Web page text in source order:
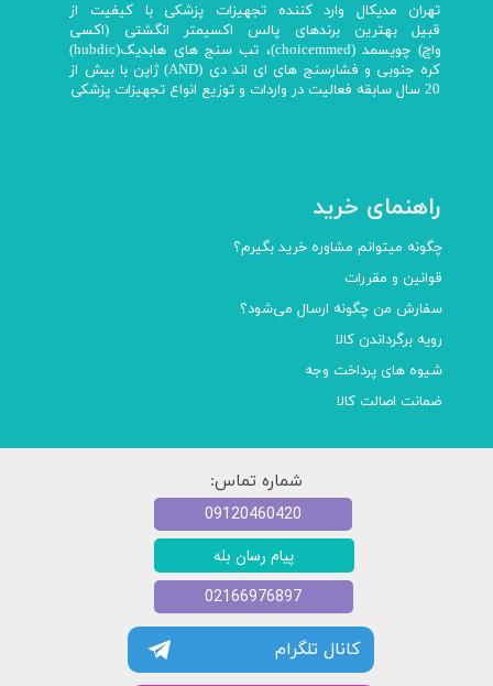
تهران مدیکال وارد کننده تجهیزات پزشکی با کیفیت از
قبیل بهترین برندهای پالس اکسیمتر انگشتی (اکسی
واچ) چویسمد (choicemmed)، تب سنج های هابدیک(hubdic)
کره جنوبی و فشارسنج های ای اند دی (AND) ژاپن با بیش از
20 سال سابقه فعالیت در واردات و توزیع انواع تجهیزات پزشکی
راهنمای خرید
چگونه میتوانم مشاوره خرید بگیرم؟
قوانین و مقررات
سفارش من چگونه ارسال می‌شود؟
رویه برگرداندن کالا
شیوه های پرداخت وجه
ضمانت اصالت کالا
شماره تماس:
کانال تلگرام
پیام رسان بله
09120460420
02166976897